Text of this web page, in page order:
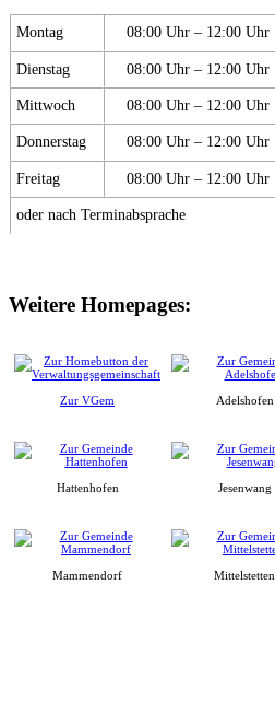
Montag 08:00 Uhr – 12:00 Uhr
Dienstag 08:00 Uhr – 12:00 Uhr
Mittwoch 08:00 Uhr – 12:00 Uhr
Donnerstag 08:00 Uhr – 12:00 Uhr
Freitag 08:00 Uhr – 12:00 Uhr
oder nach Terminabsprache
Weitere Homepages:
Zur VGem Adelshofen
Hattenhofen Jesenwang
Mammendorf Mittelstetten